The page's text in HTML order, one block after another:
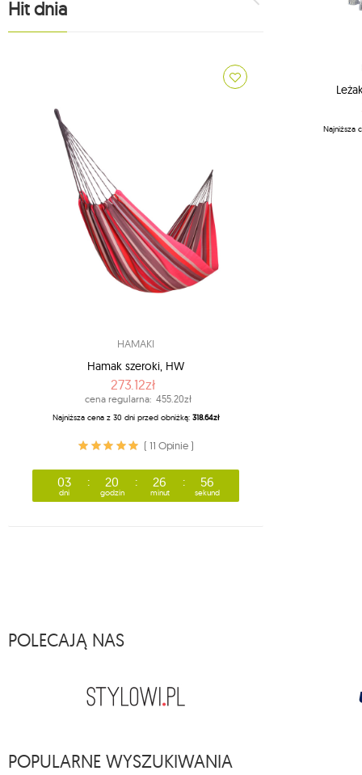
Hit dnia
HAMAKI
Hamak szeroki, HW
273.12zł
cena regularna: 455.20zł
Najniższa cena z 30 dni przed obniżką: 318.64zł
( 11 Opinie )
03
dni
20
godzin
26
minut
55
sekund
Najniższa
POLECAJĄ NAS
POPULARNE WYSZUKIWANIA